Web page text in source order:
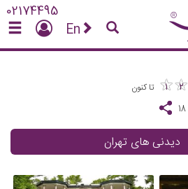
02174495
En
★
1 ★
2
★★
تا کنون
18
دیدنی های تهران